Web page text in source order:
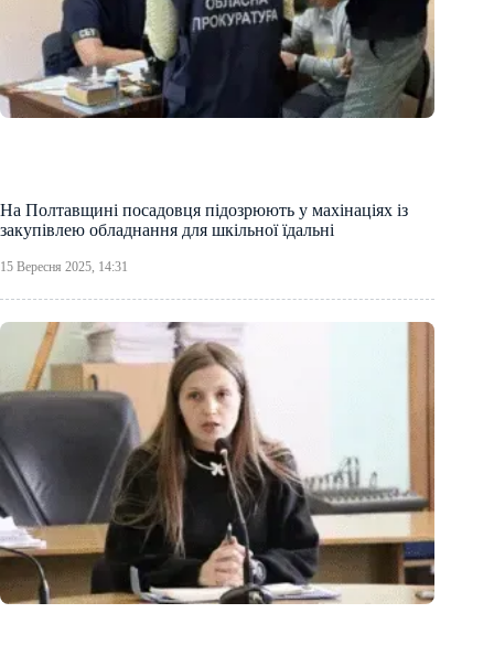
На Полтавщині посадовця підозрюють у махінаціях із
закупівлею обладнання для шкільної їдальні
15 Вересня 2025, 14:31